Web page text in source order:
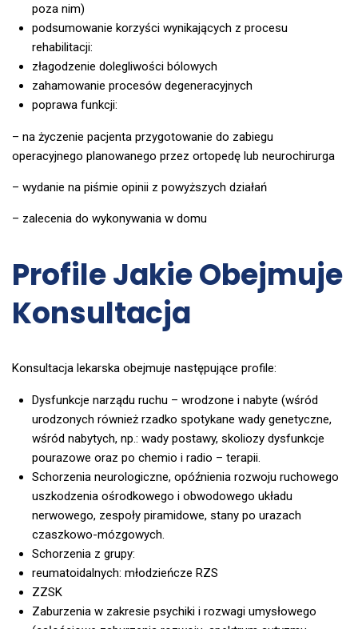
poza nim)
podsumowanie korzyści wynikających z procesu
rehabilitacji:
złagodzenie dolegliwości bólowych
zahamowanie procesów degeneracyjnych
poprawa funkcji:
– na życzenie pacjenta przygotowanie do zabiegu
operacyjnego planowanego przez ortopedę lub neurochirurga
– wydanie na piśmie opinii z powyższych działań
– zalecenia do wykonywania w domu
Profile Jakie Obejmuje
Konsultacja
Konsultacja lekarska obejmuje następujące profile:
Dysfunkcje narządu ruchu – wrodzone i nabyte (wśród
urodzonych również rzadko spotykane wady genetyczne,
wśród nabytych, np.: wady postawy, skoliozy dysfunkcje
pourazowe oraz po chemio i radio – terapii.
Schorzenia neurologiczne, opóźnienia rozwoju ruchowego
uszkodzenia ośrodkowego i obwodowego układu
nerwowego, zespoły piramidowe, stany po urazach
czaszkowo-mózgowych.
Schorzenia z grupy:
reumatoidalnych: młodzieńcze RZS
ZZSK
Zaburzenia w zakresie psychiki i rozwagi umysłowego